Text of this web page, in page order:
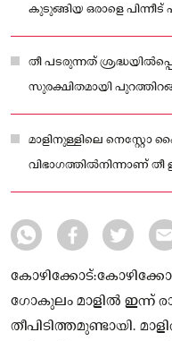
കുടുങ്ങിയ ഒരാളെ
പുറത്തെത്തിച്ചു
തീ പടരുന്നത്
സുരക്ഷിതമായി
മാളിനുള്ളിലെ നെസ്റ്റോ
വിഭാഗത്തിൽനിന്നാണ് തീ
ഗോകുലം മാളിൽ ഇന്ന്
തീപിടിത്തമുണ്ടായി.